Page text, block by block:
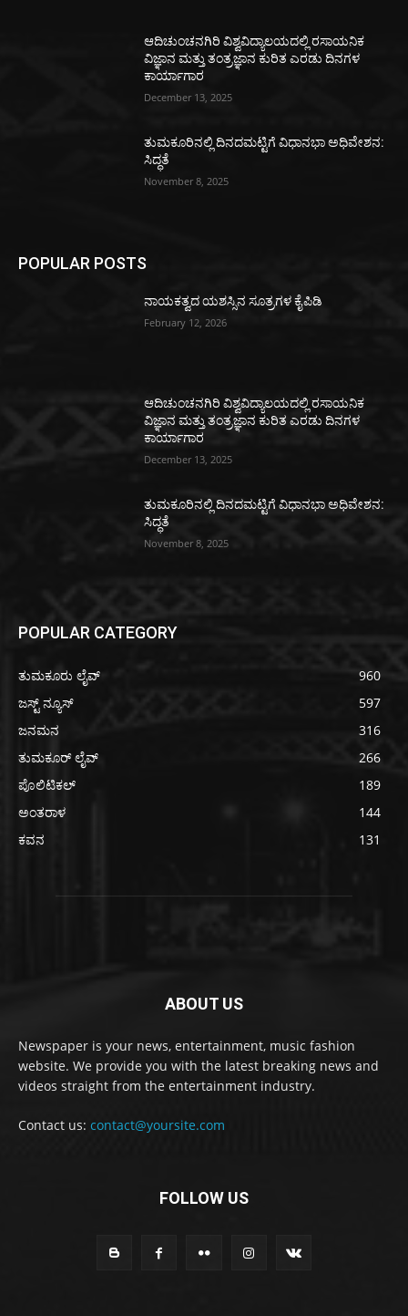
ಆದಿಚುಂಚನಗಿರಿ ವಿಶ್ವವಿದ್ಯಾಲಯದಲ್ಲಿ ರಸಾಯನಿಕ
ವಿಜ್ಞಾನ ಮತ್ತು ತಂತ್ರಜ್ಞಾನ ಕುರಿತ ಎರಡು ದಿನಗಳ
ಕಾರ್ಯಾಗಾರ
December 13, 2025
ತುಮಕೂರಿನಲ್ಲಿ ದಿನದಮಟ್ಟಿಗೆ ವಿಧಾನಭಾ ಅಧಿವೇಶನ:
ಸಿದ್ಧತೆ
November 8, 2025
POPULAR POSTS
ನಾಯಕತ್ವದ ಯಶಸ್ಸಿನ ಸೂತ್ರಗಳ ಕೈಪಿಡಿ
February 12, 2026
ಆದಿಚುಂಚನಗಿರಿ ವಿಶ್ವವಿದ್ಯಾಲಯದಲ್ಲಿ ರಸಾಯನಿಕ
ವಿಜ್ಞಾನ ಮತ್ತು ತಂತ್ರಜ್ಞಾನ ಕುರಿತ ಎರಡು ದಿನಗಳ
ಕಾರ್ಯಾಗಾರ
December 13, 2025
ತುಮಕೂರಿನಲ್ಲಿ ದಿನದಮಟ್ಟಿಗೆ ವಿಧಾನಭಾ ಅಧಿವೇಶನ:
ಸಿದ್ಧತೆ
November 8, 2025
POPULAR CATEGORY
ತುಮಕೂರು ಲೈವ್
960
ಜಸ್ಟ್ ನ್ಯೂಸ್
597
ಜನಮನ
316
ತುಮಕೂರ್ ಲೈವ್
266
ಪೊಲಿಟಿಕಲ್
189
ಅಂತರಾಳ
144
ಕವನ
131
ABOUT US
Newspaper is your news, entertainment, music fashion
website. We provide you with the latest breaking news and
videos straight from the entertainment industry.
Contact us: contact@yoursite.com
FOLLOW US